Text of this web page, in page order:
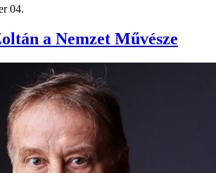
04.
a Nemzet Művésze